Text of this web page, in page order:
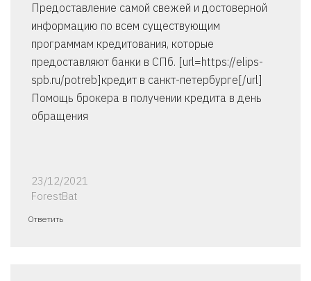
Предоставление самой свежей и достоверной
информацию по всем существующим
программам кредитования, которые
предоставляют банки в СПб. [url=https://elips-
spb.ru/potreb]кредит в санкт-петербурге[/url]
Помощь брокера в получении кредита в день
обращения
23/12/2021
ForestBat
Ответить